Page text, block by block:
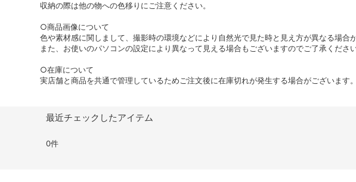
収納の際は他の物への色移りにご注意ください。
○商品画像について
色や素材感に関しまして、撮影時の環境などにより自然光で見た時と見え方が異なる場合
また、お使いのパソコンの設定により異なって見える場合もございますのでご了承ください
○在庫について
実店舗と商品を共通で管理しているためご注文後に在庫切れが発生する場合がございます。
最近チェックしたアイテム
0件